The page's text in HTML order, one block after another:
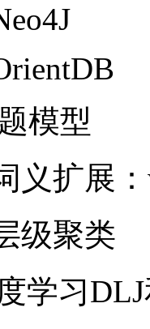
模型
扩展：
聚类
学习DLJ